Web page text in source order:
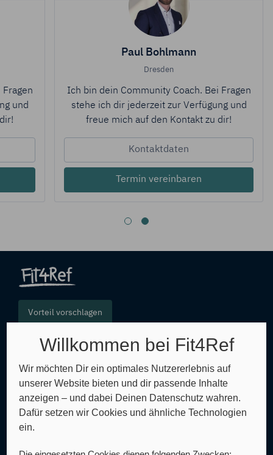
Willkommen bei Fit4Ref
Wir möchten Dir ein optimales Nutzererlebnis auf
unserer Website bieten und dir passende Inhalte
anzeigen – und dabei Deinen Datenschutz wahren.
Dafür setzen wir Cookies und ähnliche Technologien
ein.
und
Paul Bohlmann
Dresden
Ich bin dein Community Coach. Bei Fragen
stehe ich dir jederzeit zur Verfügung und
freue mich auf den Kontakt zu dir!
Kontaktdaten
Termin vereinbaren
Vorteil vorschlagen
Glossar
Sitemap